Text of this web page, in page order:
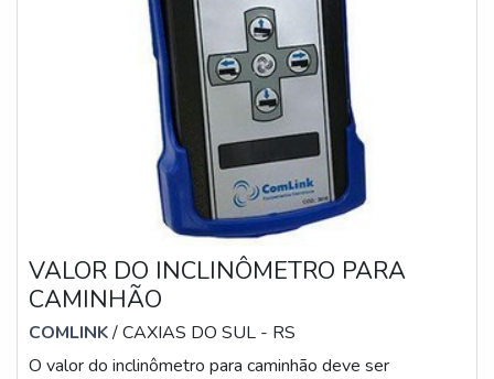
VALOR DO INCLINÔMETRO PARA
CAMINHÃO
COMLINK/ CAXIAS DO SUL - RS
O valor do inclinômetro para caminhão deve ser